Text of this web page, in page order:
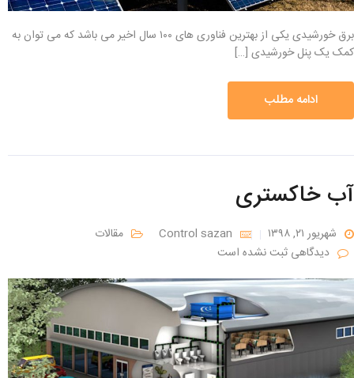
برق خورشیدی یکی از بهترین فناوری های ۱۰۰ سال اخیر می باشد که می توان به
کمک یک پنل خورشیدی […]
ادامه مطلب
آب خاکستری
شهریور ۲۱, ۱۳۹۸ Control sazan
مقالات
دیدگاهی ثبت نشده است